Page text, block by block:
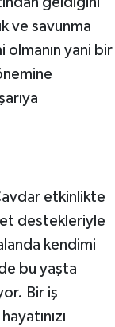
ve savunma
olmanın yani bir
etkinlikte
destekleriyle
kendimi
bu yaşta
Bir iş